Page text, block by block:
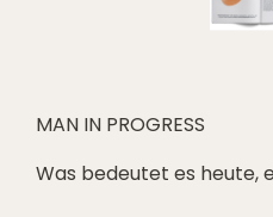
MAN IN PROGRESS
Was bedeutet es heute,